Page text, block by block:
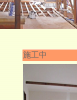
施工中